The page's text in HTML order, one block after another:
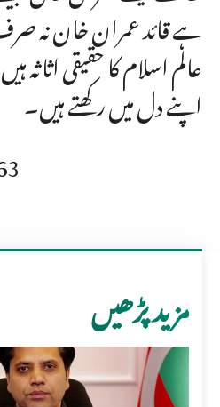
ہے قائد عمران خان نہ
عالم اسلام کا حقیقی اثاثہ
اپنے دل میں رکھتے ہیں۔
مزید پڑھیں